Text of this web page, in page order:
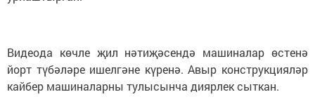
Видеода көчле җил нәтиҗәсендә машиналар өстенә
йорт түбәләре ишелгәне күренә. Авыр конструкцияләр
кайбер машиналарны тулысынча диярлек сыткан.